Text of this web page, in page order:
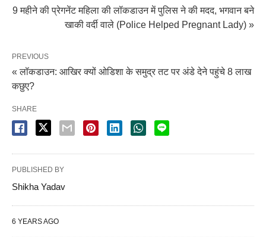
9 महीने की प्रेगनेंट महिला की लॉकडाउन में पुलिस ने की मदद, भगवान बने
खाकी वर्दी वाले (Police Helped Pregnant Lady) »
PREVIOUS
« लॉकडाउन: आखिर क्यों ओडिशा के समुद्र तट पर अंडे देने पहुंचे 8 लाख
कछुए?
SHARE
PUBLISHED BY
Shikha Yadav
6 YEARS AGO